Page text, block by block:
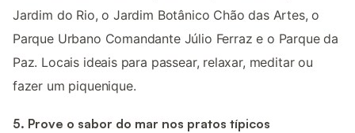
Jardim do Rio, o Jardim Botânico Chão das Artes, o
Parque Urbano Comandante Júlio Ferraz e o Parque da
Paz. Locais ideais para passear, relaxar, meditar ou
fazer um piquenique.
5. Prove o sabor do mar nos pratos típicos